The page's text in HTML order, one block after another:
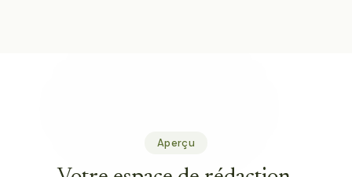
Aperçu